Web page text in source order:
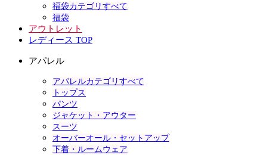
福袋カテゴリすべて
福袋
アウトレット
レディース TOP
アパレル
アパレルカテゴリすべて
トップス
パンツ
ジャケット・アウター
スーツ
オーバーオール・セットアップ
下着・ルームウェア